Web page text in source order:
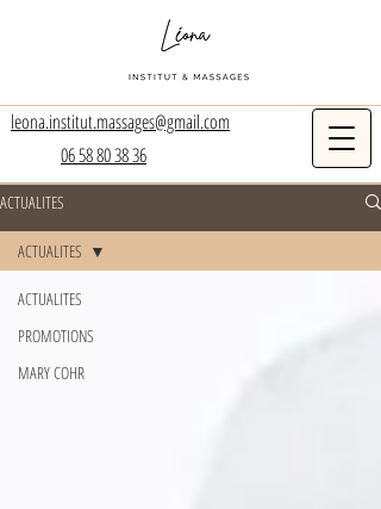
leona.institut.massages@gmail.com
06 58 80 38 36
ACTUALITES
ACTUALITES
PROMOTIONS
MARY COHR
ACTUALITES